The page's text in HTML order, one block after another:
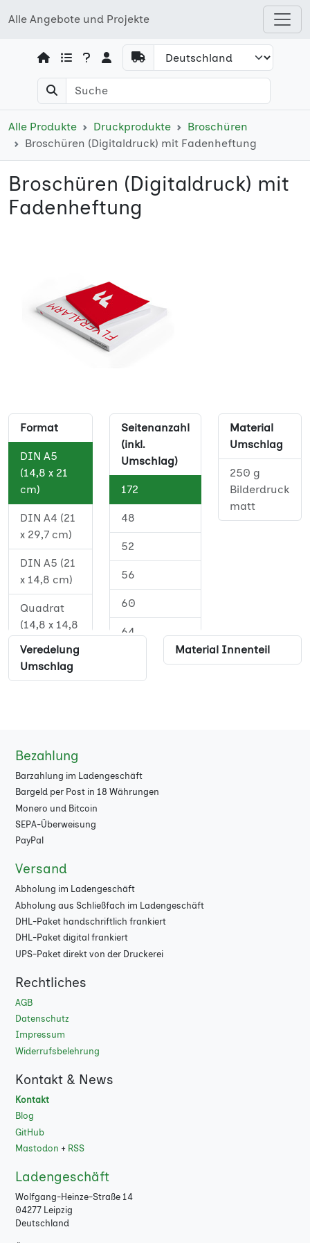
Alle Angebote und Projekte
Open shops menu
Alle Produkte Druckprodukte
Broschüren
Broschüren (Digitaldruck) mit Fadenheftung
Broschüren (Digitaldruck) mit
Fadenheftung
Format
DIN A5
(14,8 x 21
cm)
DIN A4 (21
x 29,7 cm)
DIN A5 (21
x 14,8 cm)
Quadrat
(14,8 x 14,8
Quadrat XL
Seitenanzahl
(inkl.
Umschlag)
172
48
52
56
60
64
84
100
104
108
144
Material
Umschlag
250 g
Bilderdruck
matt
Veredelung
Umschlag
Material Innenteil
Bezahlung
Barzahlung im Ladengeschäft
Bargeld per Post in 18 Währungen
Monero und Bitcoin
SEPA-Überweisung
PayPal
Versand
Abholung im Ladengeschäft
Abholung aus Schließfach im Ladengeschäft
DHL-Paket handschriftlich frankiert
DHL-Paket digital frankiert
UPS-Paket direkt von der Druckerei
Rechtliches
AGB
Datenschutz
Impressum
Widerrufsbelehrung
Kontakt & News
Kontakt
Blog
GitHub
Mastodon + RSS
Ladengeschäft
Wolfgang-Heinze-Straße 14
04277 Leipzig
Deutschland